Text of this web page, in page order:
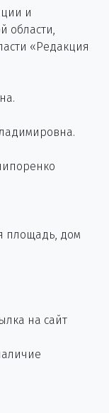
и
области,
«Редакция
площадь, дом
на сайт